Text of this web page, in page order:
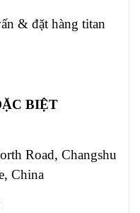
& đặt hàng titan
BIỆT
Road, Changshu
China